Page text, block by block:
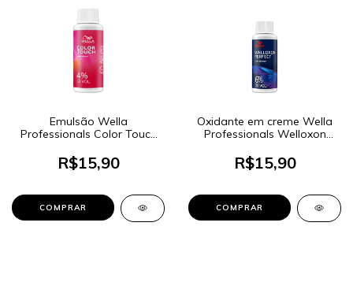
Emulsão Wella
Professionals Color Touch
R$15,90
Oxidante em creme Wella
Professionals Welloxon
60ml
R$15,90